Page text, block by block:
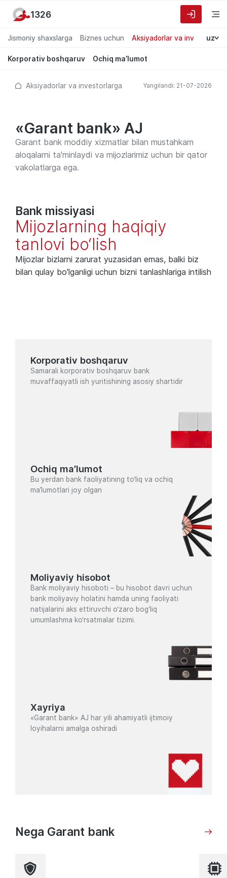
Jismoniy shaxslarga Biznes uchun Aksiyadorlar va investorlarga
uz
Korporativ boshqaruv Ochiq ma’lumot
1326
Aksiyadorlar va investorlarga Yangilandi: 21-07-2026
«Garant bank» AJ
Garant bank moddiy xizmatlar bilan mustahkam
aloqalarni ta'minlaydi va mijozlarimiz uchun bir qator
vakolatlarga ega.
Bank missiyasi
Mijozlarning haqiqiy
tanlovi bo‘lish
Mijozlar bizlarni zarurat yuzasidan emas, balki biz
bilan qulay bo'lganligi uchun bizni tanlashlariga intilish
Korporativ boshqaruv
Samarali korporativ boshqaruv bank
muvaffaqiyatli ish yuritishining asosiy shartidir
Ochiq ma’lumot
Bu yerdan bank faoliyatining to‘liq va ochiq
ma’lumotlari joy olgan
Moliyaviy hisobot
Bank moliyaviy hisoboti – bu hisobot davri uchun
bank moliyaviy holatini hamda uning faoliyati
natijalarini aks ettiruvchi o‘zaro bog‘liq
umumlashma ko‘rsatmalar tizimi.
Xayriya
«Garant bank» AJ har yili ahamiyatli ijtimoiy
loyihalarni amalga oshiradi
Nega Garant bank